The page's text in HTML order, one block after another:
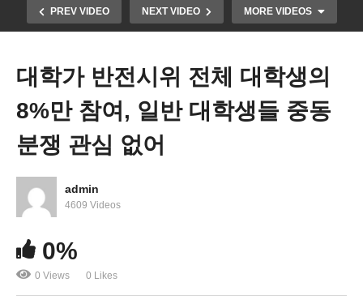
PREV VIDEO NEXT VIDEO MORE VIDEOS
엘니뇨는 없지만, 동부는 고온 다습, 서부는 건조하
고 더운 여름 예상돼
대학가 반전시위 전체 대학생의
8%만 참여, 일반 대학생들 중동
분쟁 관심 없어
admin
4609 Videos
0%
0 Views 0 Likes